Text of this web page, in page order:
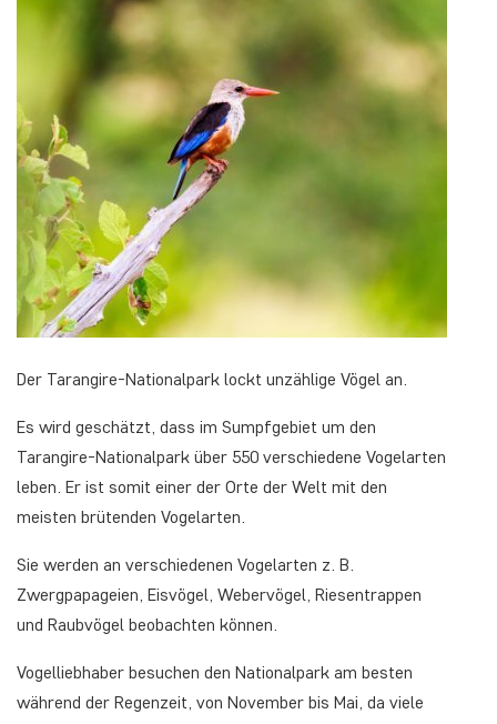
Der Tarangire-Nationalpark lockt unzählige Vögel an.
Es wird geschätzt, dass im Sumpfgebiet um den
Tarangire-Nationalpark über 550 verschiedene Vogelarten
leben. Er ist somit einer der Orte der Welt mit den
meisten brütenden Vogelarten.
Sie werden an verschiedenen Vogelarten z. B.
Zwergpapageien, Eisvögel, Webervögel, Riesentrappen
und Raubvögel beobachten können.
Vogelliebhaber besuchen den Nationalpark am besten
während der Regenzeit, von November bis Mai, da viele